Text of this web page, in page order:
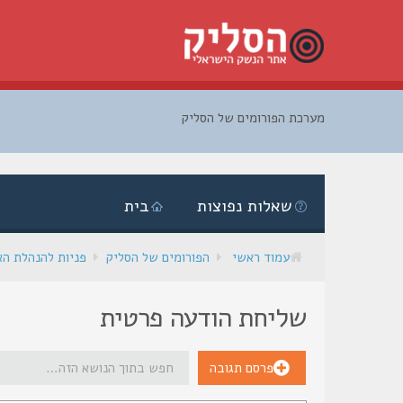
מערכת הפורומים של הסליק
בית שאלות נפוצות
עמוד ראשי הפורומים של הסליק פניות להנהלת
שליחת הודעה פרטית
פרסם תגובה